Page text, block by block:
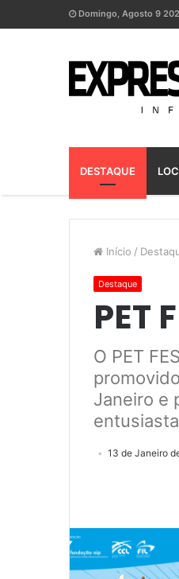
Domingo, Agosto 9
DESTAQUE
Início /
Destaque
PET
O PET
Janeiro e
13 de Janeiro